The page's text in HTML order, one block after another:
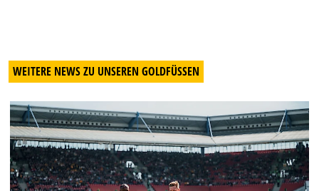
WEITERE NEWS ZU UNSEREN GOLDFÜSSEN